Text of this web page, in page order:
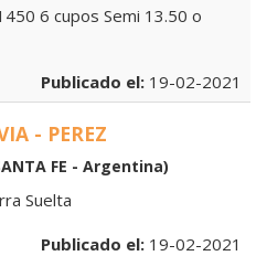
6 cupos Semi 13.50 o
Publicado el: 19-02-2021
- PEREZ
FE - Argentina)
Suelta
Publicado el: 19-02-2021